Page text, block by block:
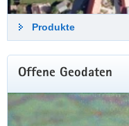
Raststätte
Hier stellen wir Ihnen
Ausschnitt aus unserer
Luftbild des
Produkte
Offene Geodaten